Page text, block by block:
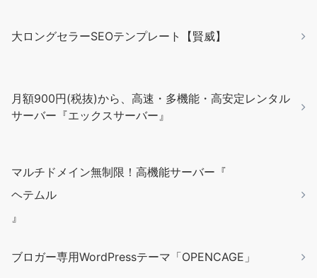
大ロングセラーSEOテンプレート【賢威】
月額900円(税抜)から、高速・多機能・高安定レンタル
サーバー『エックスサーバー』
マルチドメイン無制限！高機能サーバー『
ヘテムル
』
ブロガー専用WordPressテーマ「OPENCAGE」